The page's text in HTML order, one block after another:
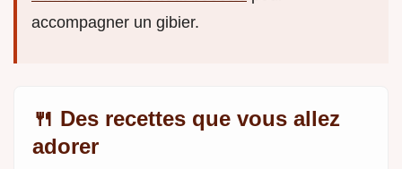
accompagner un gibier.
🍴 Des recettes que vous allez
adorer